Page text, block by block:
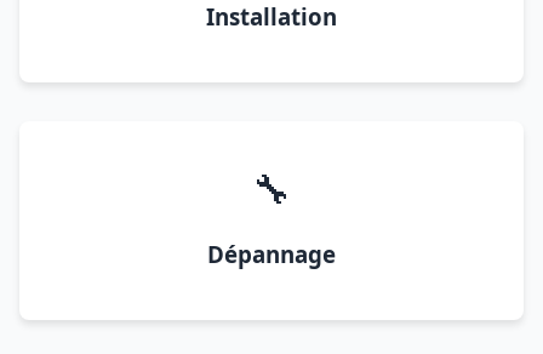
Installation
🔧
Dépannage